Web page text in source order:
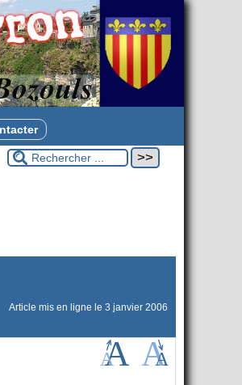
Article mis en ligne le 3 janvier 2006